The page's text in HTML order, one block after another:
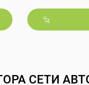
СЕТИ